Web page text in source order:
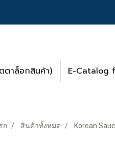
ตาล็อกสินค้า) E-Catalog
ก สินค้าทั้งหมด Korean